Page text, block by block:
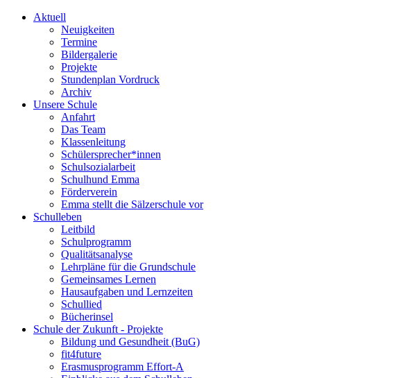
Aktuell
Neuigkeiten
Termine
Bildergalerie
Projekte
Stundenplan Vordruck
Archiv
Unsere Schule
Anfahrt
Das Team
Klassenleitung
Schülersprecher*innen
Schulsozialarbeit
Schulhund Emma
Förderverein
Emma stellt die Sälzerschule vor
Schulleben
Leitbild
Schulprogramm
Qualitätsanalyse
Lehrpläne für die Grundschule
Gemeinsames Lernen
Hausaufgaben und Lernzeiten
Schullied
Bücherinsel
Schule der Zukunft - Projekte
Bildung und Gesundheit (BuG)
fit4future
Erasmusprogramm Effort-A